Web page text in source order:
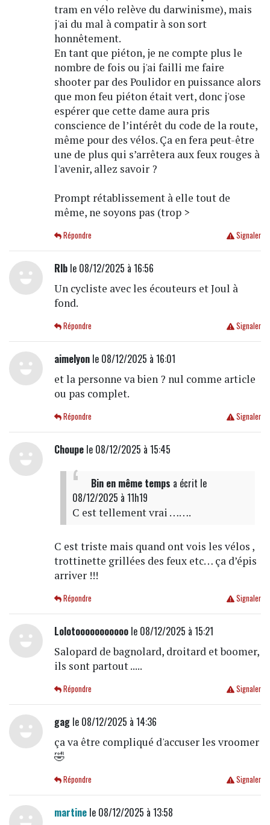
tram en vélo relève du darwinisme), mais
j'ai du mal à compatir à son sort
honnêtement.
En tant que piéton, je ne compte plus le
nombre de fois ou j'ai failli me faire
shooter par des Poulidor en puissance alors
que mon feu piéton était vert, donc j'ose
espérer que cette dame aura pris
conscience de l’intérêt du code de la route,
même pour des vélos. Ça en fera peut-être
une de plus qui s’arrêtera aux feux rouges à
l'avenir, allez savoir ?
Prompt rétablissement à elle tout de
même, ne soyons pas (trop >
Signaler
Répondre
Rlble 08/12/2025 à 16:56
Un cycliste avec les écouteurs et Joul à
fond.
Signaler
Répondre
aimelyonle 08/12/2025 à 16:01
et la personne va bien ? nul comme article
ou pas complet.
Signaler
Répondre
Choupele 08/12/2025 à 15:45
Bin en même temps a écrit le
08/12/2025 à 11h19
C est tellement vrai …….
C est triste mais quand ont vois les vélos ,
trottinette grillées des feux etc… ça d’épis
arriver !!!
Signaler
Répondre
Lolotooooooooooole 08/12/2025 à 15:21
Salopard de bagnolard, droitard et boomer,
ils sont partout .....
Signaler
Répondre
gagle 08/12/2025 à 14:36
ça va être compliqué d'accuser les vroomer
🤣
Signaler
Répondre
martinele 08/12/2025 à 13:58